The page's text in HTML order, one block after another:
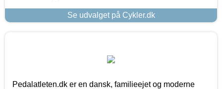
Se udvalget på Cykler.dk
Pedalatleten.dk er en dansk, familieejet og moderne